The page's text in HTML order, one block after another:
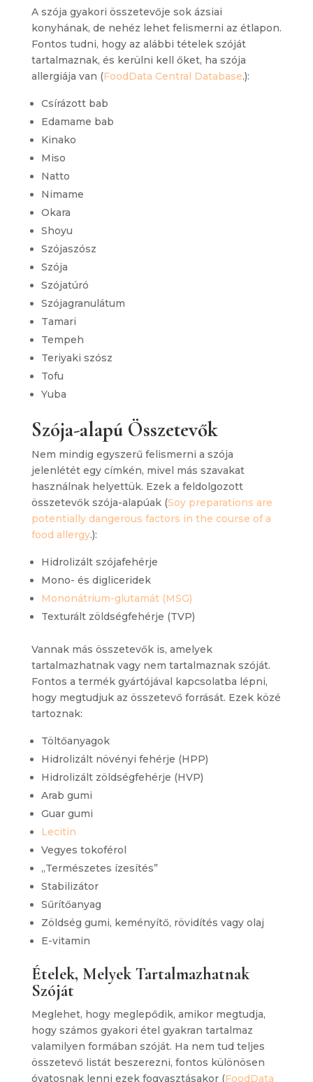
A szója gyakori összetevője sok ázsiai
konyhának, de nehéz lehet felismerni az étlapon.
Fontos tudni, hogy az alábbi tételek szóját
tartalmaznak, és kerülni kell őket, ha szója
allergiája van (FoodData Central Database.):
Csírázott bab
Edamame bab
Kinako
Miso
Natto
Nimame
Okara
Shoyu
Szójaszósz
Szója
Szójatúró
Szójagranulátum
Tamari
Tempeh
Teriyaki szósz
Tofu
Yuba
Szója-alapú Összetevők
Nem mindig egyszerű felismerni a szója
jelenlétét egy címkén, mivel más szavakat
használnak helyettük. Ezek a feldolgozott
összetevők szója-alapúak (Soy preparations are
potentially dangerous factors in the course of a
food allergy.):
Hidrolizált szójafehérje
Mono- és digliceridek
Mononátrium-glutamát (MSG)
Texturált zöldségfehérje (TVP)
Vannak más összetevők is, amelyek
tartalmazhatnak vagy nem tartalmaznak szóját.
Fontos a termék gyártójával kapcsolatba lépni,
hogy megtudjuk az összetevő forrását. Ezek közé
tartoznak:
Töltőanyagok
Hidrolizált növényi fehérje (HPP)
Hidrolizált zöldségfehérje (HVP)
Arab gumi
Guar gumi
Lecitin
Vegyes tokoférol
„Természetes ízesítés”
Stabilizátor
Sűrítőanyag
Zöldség gumi, keményítő, rövidítés vagy olaj
E-vitamin
Ételek, Melyek Tartalmazhatnak
Szóját
Meglehet, hogy meglepődik, amikor megtudja,
hogy számos gyakori étel gyakran tartalmaz
valamilyen formában szóját. Ha nem tud teljes
összetevő listát beszerezni, fontos különösen
óvatosnak lenni ezek fogyasztásakor (FoodData